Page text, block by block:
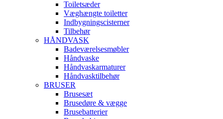
Toiletsæder
Væghængte toiletter
Indbygningscisterner
Tilbehør
HÅNDVASK
Badeværelsesmøbler
Håndvaske
Håndvaskarmaturer
Håndvasktilbehør
BRUSER
Brusesæt
Brusedøre & vægge
Brusebatterier